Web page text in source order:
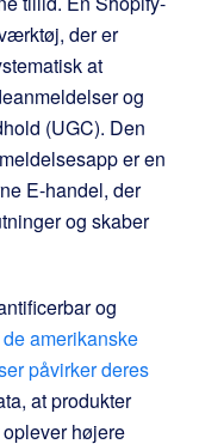
der er
at
og
(UGC). Den
er en
E-handel, der
og skaber
og
amerikanske
påvirker deres
at produkter
højere